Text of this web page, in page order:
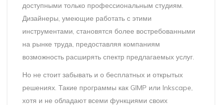
доступными только профессиональным студиям.
Дизайнеры, умеющие работать с этими
инструментами, становятся более востребованными
на рынке труда, предоставляя компаниям
возможность расширять спектр предлагаемых услуг.
Но не стоит забывать и о бесплатных и открытых
решениях. Такие программы как GIMP или Inkscape,
хотя и не обладают всеми функциями своих